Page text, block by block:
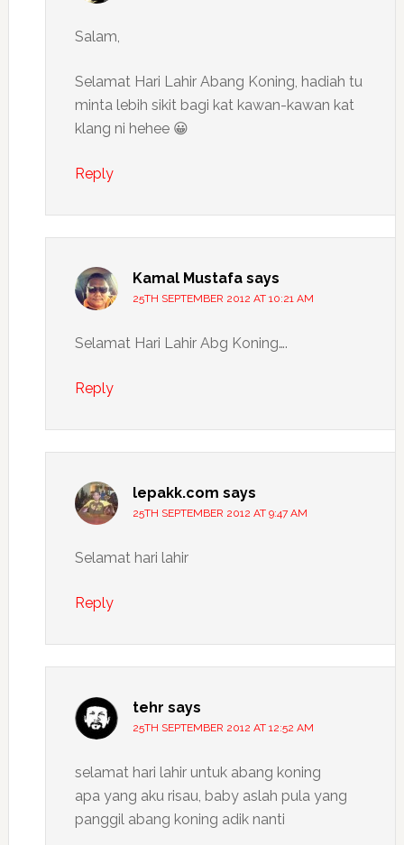
Salam,
Selamat Hari Lahir Abang Koning, hadiah tu
minta lebih sikit bagi kat kawan-kawan kat
klang ni hehee 😀
Reply
Kamal Mustafa says
25TH SEPTEMBER 2012 AT 10:21 AM
Selamat Hari Lahir Abg Koning….
Reply
lepakk.com says
25TH SEPTEMBER 2012 AT 9:47 AM
Selamat hari lahir
Reply
tehr says
25TH SEPTEMBER 2012 AT 12:52 AM
selamat hari lahir untuk abang koning
apa yang aku risau, baby aslah pula yang
panggil abang koning adik nanti